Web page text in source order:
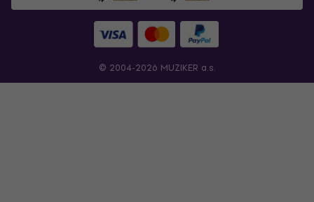
© 2004-2026 MUZIKER a.s.